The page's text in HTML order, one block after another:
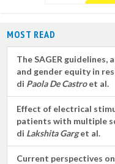
MOST READ
The SAGER
and gender equity in
di Paola De Castroet al.
Effect of electrical
patients with multiple
di Lakshita Garget al.
Current perspectives